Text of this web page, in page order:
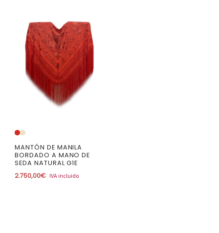
MANTÓN DE MANILA
BORDADO A MANO DE
SEDA NATURAL G1E
2.750,00€ IVA incluido